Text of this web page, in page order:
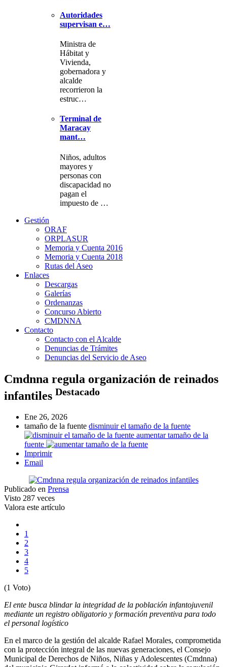
Autoridades
supervisan e…
Ministra de
Hábitat y
Vivienda,
gobernadora y
alcalde
recorrieron la
estruc…
Terminal de
Maracay
mant…
Niños, adultos
mayores y
personas con
discapacidad no
pagan el
impuesto de …
Gestión
ORAF
ORPLASUR
Memoria y Cuenta 2016
Memoria y Cuenta 2018
Rutas del Aseo
Enlaces
Descargas
Galerías
Ordenanzas
Concurso Abierto
CMDNNA
Contacto
Contacto con el Alcalde
Denuncias de Trámites
Denuncias del Servicio de Aseo
Cmdnna regula organización de reinados
infantiles Destacado
Ene 26, 2026
tamaño de la fuente disminuir el tamaño de la fuente
aumentar tamaño de la
fuente
Imprimir
Email
Publicado en Prensa
Visto 287 veces
Valora este artículo
1
2
3
4
5
(1 Voto)
El ente busca blindar la integridad de la población infantojuvenil
mediante un registro obligatorio y formación preventiva para todo
el personal logístico
En el marco de la gestión del alcalde Rafael Morales, comprometida
con la protección integral de las nuevas generaciones, el Consejo
Municipal de Derechos de Niños, Niñas y Adolescentes (Cmdnna)